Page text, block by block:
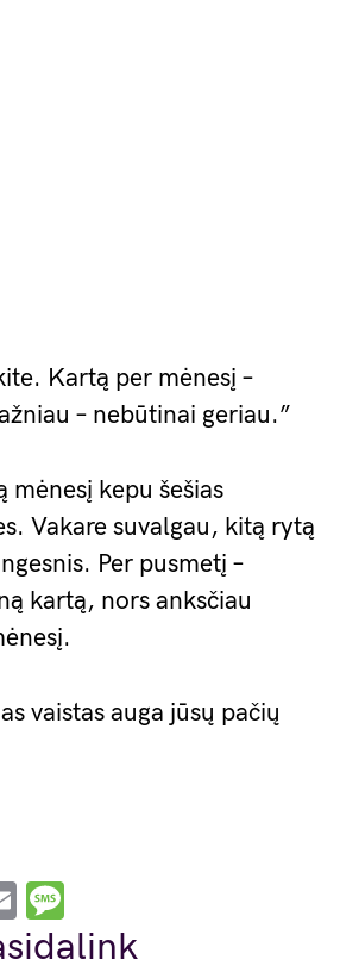
Kartą per mėnesį –
– nebūtinai geriau.”
mėnesį kepu šešias
Vakare suvalgau, kitą rytą
Per pusmetį –
kartą, nors anksčiau
vaistas auga jūsų pačių
Email